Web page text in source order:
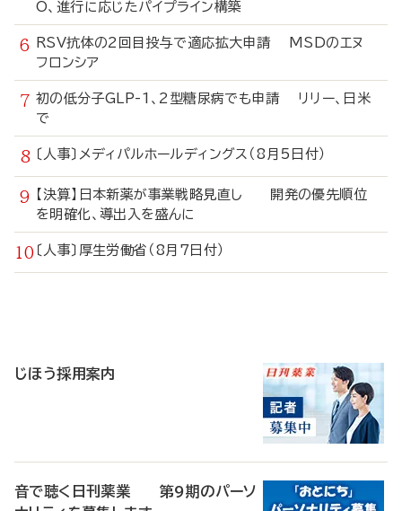
O、進行に応じたパイプライン構築
RSV抗体の2回目投与で適応拡大申請 MSDのエヌ
フロンシア
初の低分子GLP-1、2型糖尿病でも申請 リリー、日米
で
〔人事〕メディパルホールディングス（8月5日付）
【決算】日本新薬が事業戦略見直し 開発の優先順位
を明確化、導出入を盛んに
〔人事〕厚生労働省（8月7日付）
じほう採用案内
音で聴く日刊薬業 第9期のパーソ